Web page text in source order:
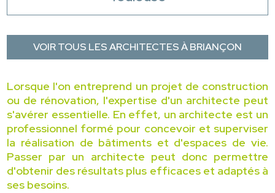
VOIR TOUS LES ARCHITECTES À BRIANÇON
Lorsque l'on entreprend un projet de construction
ou de rénovation, l'expertise d'un architecte peut
s'avérer essentielle. En effet, un architecte est un
professionnel formé pour concevoir et superviser
la réalisation de bâtiments et d'espaces de vie.
Passer par un architecte peut donc permettre
d'obtenir des résultats plus efficaces et adaptés à
ses besoins.